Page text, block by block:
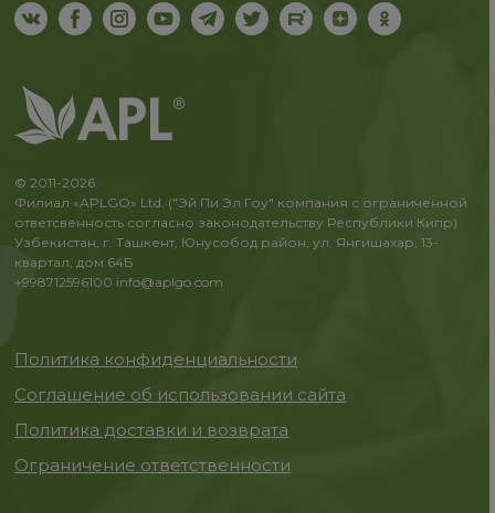
© 2011-2026
Филиал «APLGO» Ltd. ("Эй Пи Эл Гоу" компания с ограниченной
ответсвенность согласно законодательству Республики Кипр)
Узбекистан, г. Ташкент, Юнусобод район, ул. Янгишахар, 13-
квартал, дом 64Б
+998712596100 info@aplgo.com
Политика конфиденциальности
Соглашение об использовании сайта
Политика доставки и возврата
Ограничение ответственности